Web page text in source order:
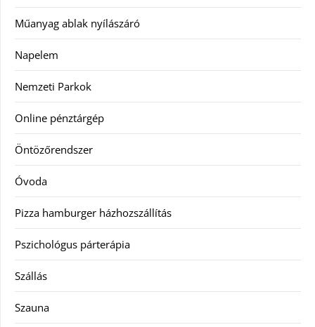
Műanyag ablak nyílászáró
Napelem
Nemzeti Parkok
Online pénztárgép
Öntözőrendszer
Óvoda
Pizza hamburger házhozszállítás
Pszichológus párterápia
Szállás
Szauna